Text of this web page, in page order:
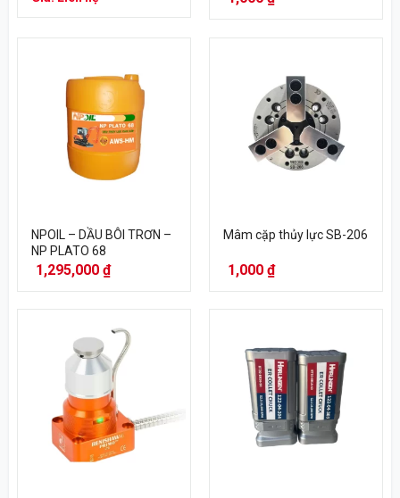
NPOIL – DẦU BÔI TRƠN –
NP PLATO 68
1,295,000 ₫
Mâm cặp thủy lực SB-206
1,000 ₫